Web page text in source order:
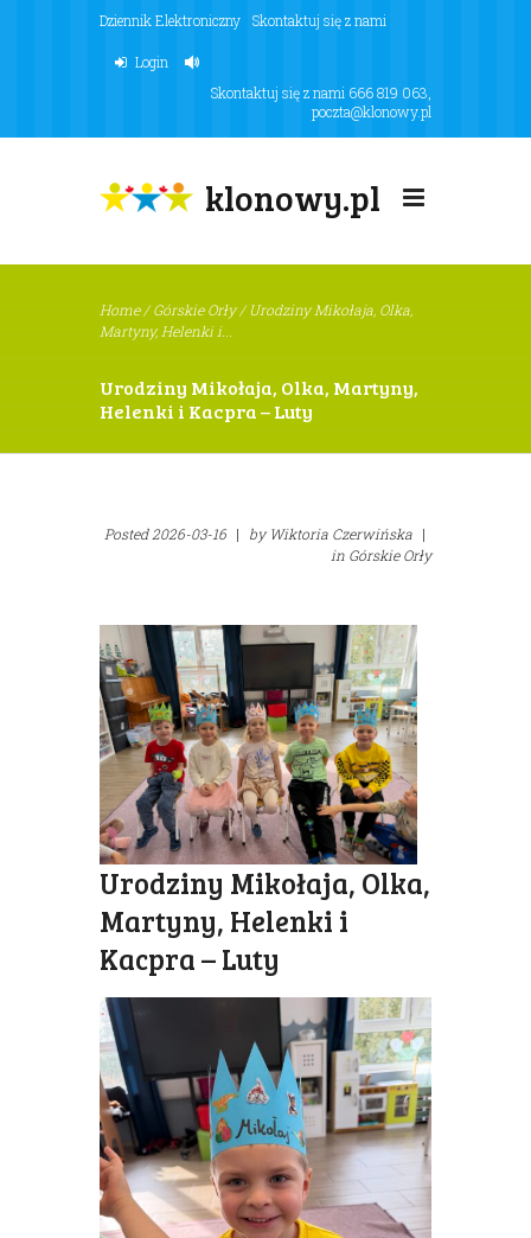
Dziennik Elektroniczny Skontaktuj się z nami
Login
Skontaktuj się z nami 666 819 063
poczta@klonowy.pl
klonowy.pl
Home/Górskie Orły/ Urodziny Mikołaja, Olka,
Martyny, Helenki i...
Urodziny Mikołaja, Olka, Martyny,
Helenki i Kacpra – Luty
Posted2026-03-16 | byWiktoria Czerwińska |
in Górskie Orły
Urodziny Mikołaja, Olka,
Martyny, Helenki i
Kacpra – Luty